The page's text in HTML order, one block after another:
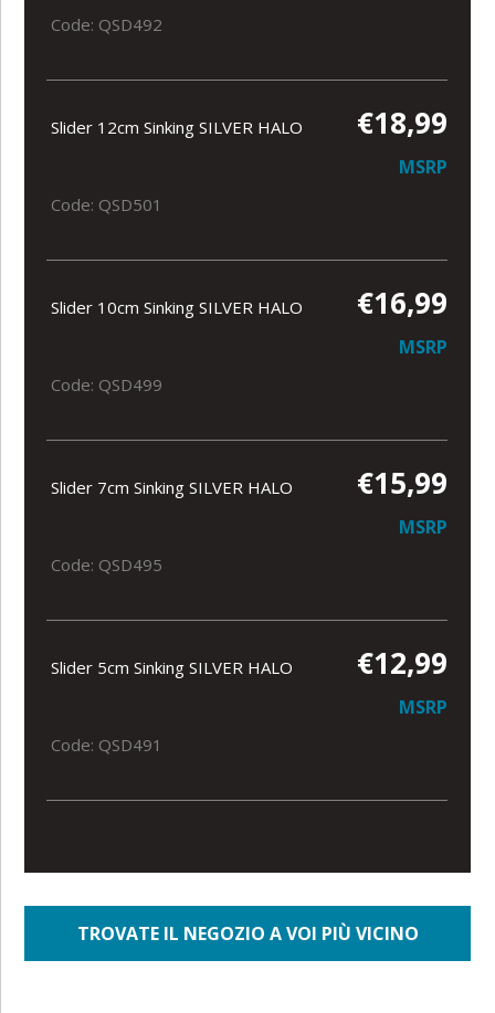
Code: QSD492
Slider 12cm Sinking SILVER HALO €18,99
MSRP
Code: QSD501
Slider 10cm Sinking SILVER HALO €16,99
MSRP
Code: QSD499
Slider 7cm Sinking SILVER HALO €15,99
MSRP
Code: QSD495
Slider 5cm Sinking SILVER HALO €12,99
MSRP
Code: QSD491
TROVATE IL NEGOZIO A VOI PIÙ VICINO